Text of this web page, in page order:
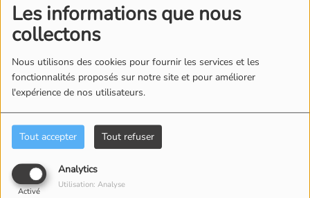
Les informations que nous
collectons
Nous utilisons des cookies pour fournir les services et les
fonctionnalités proposés sur notre site et pour améliorer
l'expérience de nos utilisateurs.
Tout accepter Tout refuser
Analytics
Activé
Utilisation: Analyse
Connectez-vous pour commenter cet article
SE CONNECTER
ÉQUIPE